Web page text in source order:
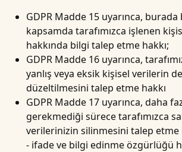
GDPR Madde 15 uyarınca,
kapsamda tarafımızca işlenen
hakkında bilgi talep etme hakkı;
GDPR Madde 16 uyarınca,
yanlış veya eksik kişisel verilerin
düzeltilmesini talep etme hakkı
GDPR Madde 17 uyarınca, daha
gerekmediği sürece tarafımızca
verilerinizin silinmesini talep etme
- ifade ve bilgi edinme özgürlüğü